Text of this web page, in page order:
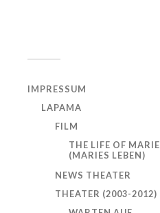
IMPRESSUM
LAPAMA
FILM
THE LIFE OF MARIE
(MARIES LEBEN)
NEWS THEATER
THEATER (2003-2012)